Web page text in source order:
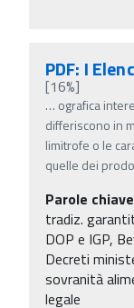
PDF: I
[16%]
… ografica
differiscono in
limitrofe o le
quelle dei
Parole chiave
tradiz.
DOP e IGP,
Decreti
sovranità
legale